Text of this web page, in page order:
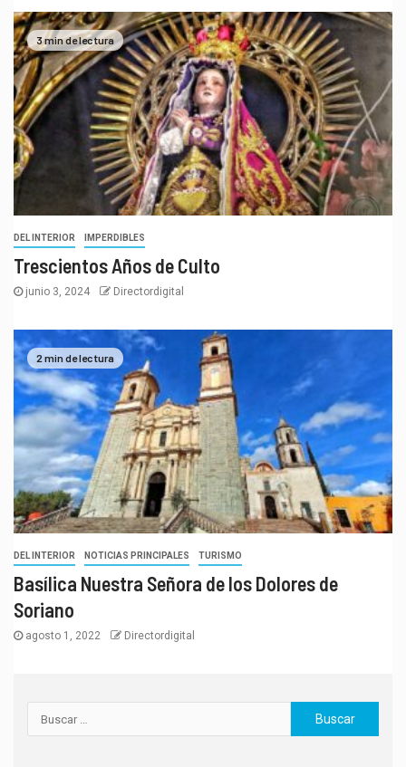
3 min de lectura
DEL INTERIOR IMPERDIBLES
Trescientos Años de Culto
junio 3, 2024 Directordigital
2 min de lectura
DEL INTERIOR NOTICIAS PRINCIPALES TURISMO
Basílica Nuestra Señora de los Dolores de
Soriano
agosto 1, 2022 Directordigital